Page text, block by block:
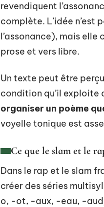
revendiquent
complète. L’idée n’est
l’assonance), mais
prose et vers libre.
Un texte peut être
condition qu’il exploite
organiser un poème
voyelle tonique est
Ce que le slam et le
Dans le rap et le slam
créer des séries
o, -ot, -aux, -eau, -